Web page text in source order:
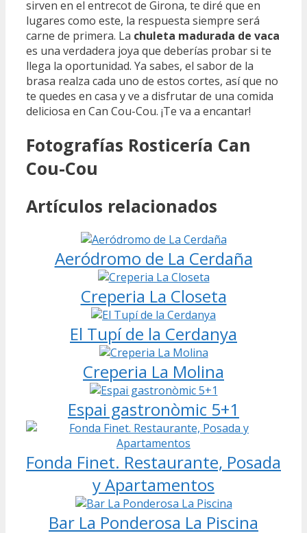
sirven en el entrecot de Girona, te diré que en
lugares como este, la respuesta siempre será
carne de primera. La chuleta madurada de vaca
es una verdadera joya que deberías probar si te
llega la oportunidad. Ya sabes, el sabor de la
brasa realza cada uno de estos cortes, así que no
te quedes en casa y ve a disfrutar de una comida
deliciosa en Can Cou-Cou. ¡Te va a encantar!
Fotografías Rosticería Can
Cou-Cou
Artículos relacionados
Aeródromo de La Cerdaña
Creperia La Closeta
El Tupí de la Cerdanya
Creperia La Molina
Espai gastronòmic 5+1
Fonda Finet. Restaurante, Posada
y Apartamentos
Bar La Ponderosa La Piscina